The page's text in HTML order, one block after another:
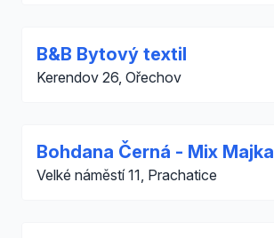
B&B Bytový textil
Kerendov 26, Ořechov
Bohdana Černá - Mix Majka
Velké náměstí 11, Prachatice